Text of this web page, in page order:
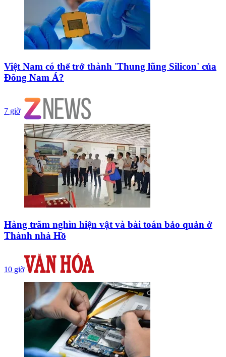
Việt Nam có thể trở thành 'Thung lũng Silicon' của
Đông Nam Á?
7 giờ
Hàng trăm nghìn hiện vật và bài toán bảo quản ở
Thành nhà Hồ
10 giờ